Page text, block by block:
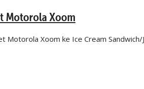
Motorola Xoom
Motorola Xoom ke Ice Cream Sandwich/